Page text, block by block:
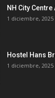
NH City
1 diciembre, 2025
Hostel Hans
1 diciembre, 2025